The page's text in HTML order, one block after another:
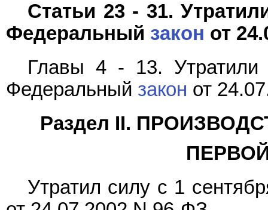
Статьи 23 - 31.
Федеральный закон от
Главы 4 - 13.
Федеральный закон от
Раздел II.
Утратил силу с 1